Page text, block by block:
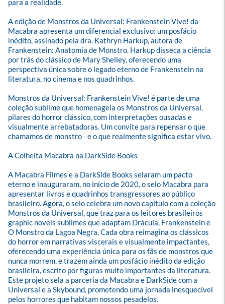
para a realidade.
A edição de Monstros da Universal: Frankenstein Vive! da
Macabra apresenta um diferencial exclusivo: um posfácio
inédito, assinado pela dra. Kathryn Harkup, autora de
Frankenstein: Anatomia de Monstro. Harkup disseca a ciência
por trás do clássico de Mary Shelley, oferecendo uma
perspectiva única sobre o legado eterno de Frankenstein na
literatura, no cinema e nos quadrinhos.
Monstros da Universal: Frankenstein Vive! é parte de uma
coleção sublime que homenageia os Monstros da Universal,
pilares do horror clássico, com interpretações ousadas e
visualmente arrebatadoras. Um convite para repensar o que
chamamos de monstro - e o que realmente significa estar vivo.
A Colheita Macabra na DarkSide Books
A Macabra Filmes e a DarkSide Books selaram um pacto
eterno e inauguraram, no início de 2020, o selo Macabra para
apresentar livros e quadrinhos transgressores ao público
brasileiro. Agora, o selo celebra um novo capítulo com a coleção
Monstros da Universal, que traz para os leitores brasileiros
graphic novels sublimes que adaptam Drácula, Frankenstein e
O Monstro da Lagoa Negra. Cada obra reimagina os clássicos
do horror em narrativas viscerais e visualmente impactantes,
oferecendo uma experiência única para os fãs de monstros que
nunca morrem, e trazem ainda um posfácio inédito da edição
brasileira, escrito por figuras muito importantes da literatura.
Este projeto sela a parceria da Macabra e DarkSide com a
Universal e a Skybound, prometendo uma jornada inesquecível
pelos horrores que habitam nossos pesadelos.